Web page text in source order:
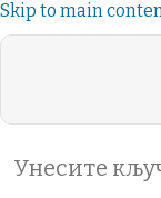
Skip to main
Header VIDA